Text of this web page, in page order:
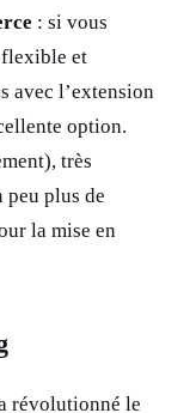
: si vous
et
avec l’extension
option.
très
peu plus de
la mise en
révolutionné le